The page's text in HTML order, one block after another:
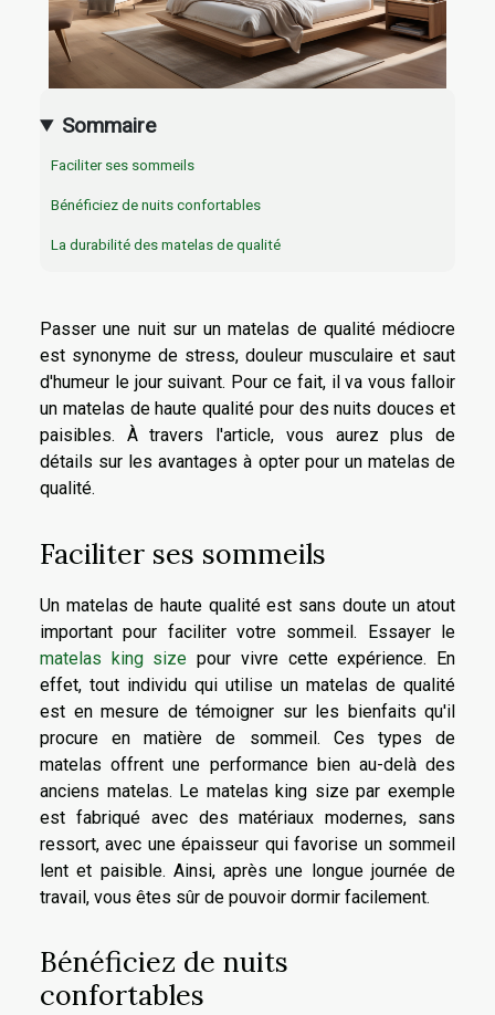
Sommaire
Faciliter ses sommeils
Bénéficiez de nuits confortables
La durabilité des matelas de qualité
Passer une nuit sur un matelas de qualité médiocre
est synonyme de stress, douleur musculaire et saut
d'humeur le jour suivant. Pour ce fait, il va vous falloir
un matelas de haute qualité pour des nuits douces et
paisibles. À travers l'article, vous aurez plus de
détails sur les avantages à opter pour un matelas de
qualité.
Faciliter ses sommeils
Un matelas de haute qualité est sans doute un atout
important pour faciliter votre sommeil. Essayer le
matelas king size pour vivre cette expérience. En
effet, tout individu qui utilise un matelas de qualité
est en mesure de témoigner sur les bienfaits qu'il
procure en matière de sommeil. Ces types de
matelas offrent une performance bien au-delà des
anciens matelas. Le matelas king size par exemple
est fabriqué avec des matériaux modernes, sans
ressort, avec une épaisseur qui favorise un sommeil
lent et paisible. Ainsi, après une longue journée de
travail, vous êtes sûr de pouvoir dormir facilement.
Bénéficiez de nuits
confortables